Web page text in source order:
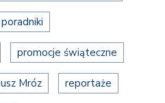
poradniki
promocje świąteczne
Mróz reportaże